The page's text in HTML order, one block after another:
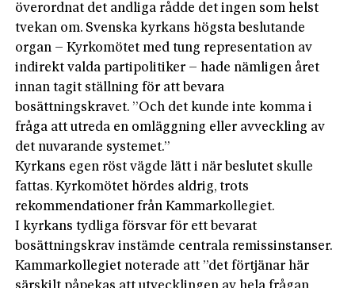
överordnat det andliga rådde det ingen som helst
tvekan om. Svenska kyrkans högsta beslutande
organ – Kyrkomötet med tung representation av
indirekt valda partipolitiker – hade nämligen året
innan tagit ställning för att bevara
bosättningskravet. ”Och det kunde inte komma i
fråga att utreda en omläggning eller avveckling av
det nuvarande systemet.”
Kyrkans egen röst vägde lätt i när beslutet skulle
fattas. Kyrkomötet hördes aldrig, trots
rekommendationer från Kammarkollegiet.
I kyrkans tydliga försvar för ett bevarat
bosättningskrav instämde centrala remissinstanser.
Kammarkollegiet noterade att ”det förtjänar här